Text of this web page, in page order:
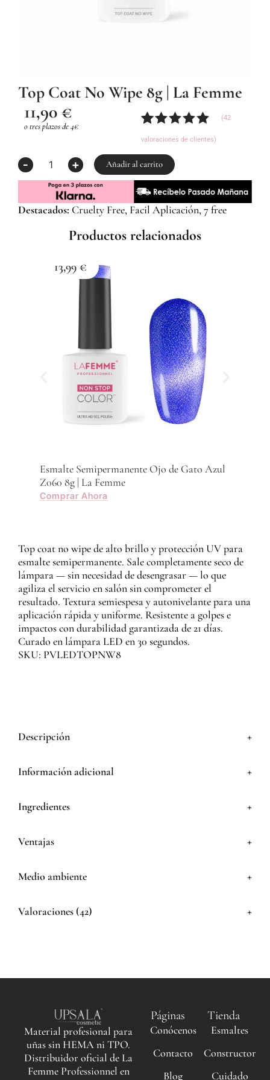
Top Coat No Wipe 8g | La Femme
11,90 €
o tres plazos de 4€
Valorado
5 en base
a
42
valoraciones
de
clientes
(42
valoraciones de clientes)
-
Top
Coat
No
8g
+ Añadir al carrito
Destacados: Cruelty Free, Facil Aplicación, 7 free
Productos relacionados
13,99 €
Esmalte Semipermanente Ojo de Gato Azul
Z060 8g | La Femme
Comprar Ahora
Top coat no wipe de alto brillo y protección UV para
esmalte semipermanente. Sale completamente seco de
lámpara — sin necesidad de desengrasar — lo que
agiliza el servicio en salón sin comprometer el
resultado. Textura semiespesa y autonivelante para una
aplicación rápida y uniforme. Resistente a golpes e
impactos con durabilidad garantizada de 21 días.
Curado en lámpara LED en 30 segundos.
SKU: PVLEDTOPNW8
Descripción +
Información adicional +
Ingredientes +
Ventajas +
Medio ambiente +
Valoraciones (42) +
Material profesional para
uñas sin HEMA ni TPO.
Distribuidor oficial de La
Femme Professionnel en
Páginas
Conócenos
Contacto
Blog
Tienda
Esmaltes
Constructor
Cuidado